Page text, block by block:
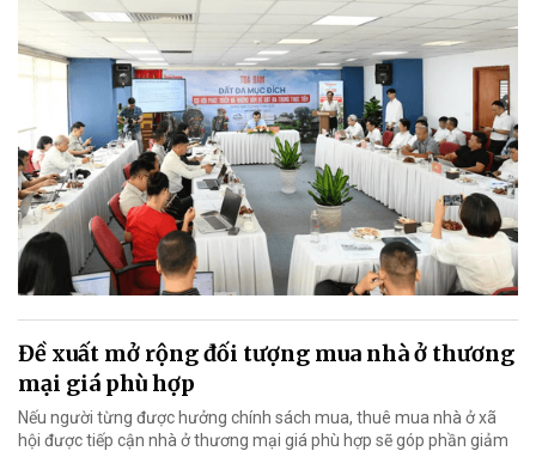
Đề xuất mở rộng đối tượng mua nhà ở thương
mại giá phù hợp
Nếu người từng được hưởng chính sách mua, thuê mua nhà ở xã
hội được tiếp cận nhà ở thương mại giá phù hợp sẽ góp phần giảm